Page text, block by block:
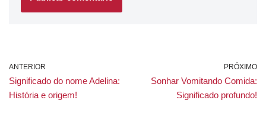
ANTERIOR
Significado do nome Adelina:
História e origem!
PRÓXIMO
Sonhar Vomitando Comida:
Significado profundo!